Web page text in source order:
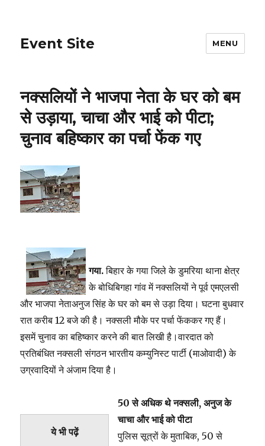
Event Site MENU
नक्सलियों ने भाजपा नेता के घर को बम
से उड़ाया, चाचा और भाई को पीटा;
चुनाव बहिष्कार का पर्चा फेंक गए
गया.बिहार के गया जिले के डुमरिया थाना क्षेत्र
के बोधिबिगहा गांव में नक्सलियों ने पूर्व एमएलसी
और भाजपा नेताअनुज सिंह के घर को बम से उड़ा दिया। घटना बुधवार
रात करीब 12 बजे की है। नक्सली मौके पर पर्चा फेंककर गए हैं।
इसमें चुनाव का बहिष्कार करने की बात लिखी है।वारदात को
प्रतिबंधित नक्सली संगठन भारतीय कम्युनिस्ट पार्टी (माओवादी) के
उग्रवादियों ने अंजाम दिया है।
ये भी पढ़ें
50 से अधिक थे नक्सली, अनुज के
चाचा और भाई को पीटा
पुलिस सूत्रों के मुताबिक, 50 से